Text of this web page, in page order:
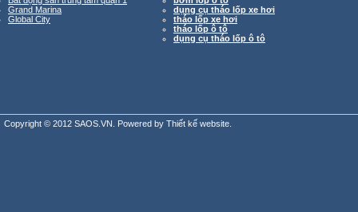
Grand Marina
Global City
dụng cụ tháo lốp xe hơi
tháo lốp xe hơi
tháo lốp ô tô
dụng cụ tháo lốp ô tô
Copyright © 2012 SAOS.VN. Powered by Thiết kế website